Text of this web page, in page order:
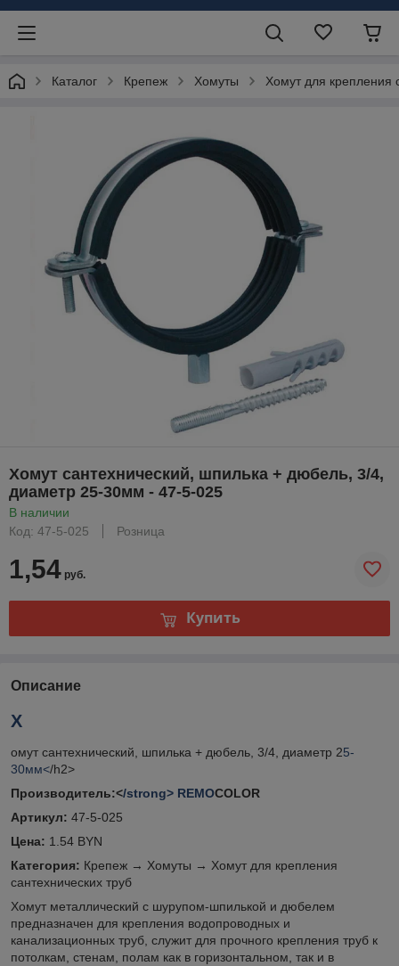
Каталог Крепеж Хомуты Хомут для крепления
Хомут сантехнический, шпилька + дюбель, 3/4,
диаметр 25-30мм - 47-5-025
В наличии
Код: 47-5-025
Розница
1,54 руб.
Купить
Описание
Х
омут сантехнический, шпилька + дюбель, 3/4, диаметр 25-
30мм</h2>
Производитель:</strong> REMOCOLOR
Артикул: 47-5-025
Цена: 1.54 BYN
Категория: Крепеж → Хомуты → Хомут для крепления
сантехнических труб
Хомут металлический с шурупом-шпилькой и дюбелем
предназначен для крепления водопроводных и
канализационных труб, служит для прочного крепления труб к
потолкам, стенам, полам как в горизонтальном, так и в